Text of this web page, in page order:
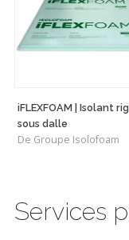
iFLEXFOAM | Isolant
sous dalle
De Groupe Isolofoam
Services